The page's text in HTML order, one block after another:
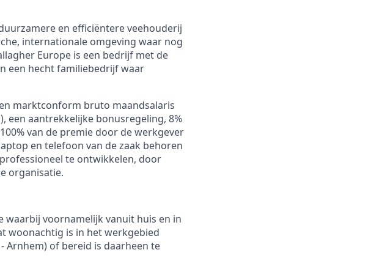
en efficiëntere veehouderij
internationale omgeving waar nog
Europe is een bedrijf met de
een hecht familiebedrijf waar
marktconform bruto maandsalaris
een aantrekkelijke bonusregeling, 8%
van de premie door de werkgever
en telefoon van de zaak behoren
te ontwikkelen, door
organisatie.
waarbij voornamelijk vanuit huis en in
woonachtig is in het werkgebied
Arnhem) of bereid is daarheen te